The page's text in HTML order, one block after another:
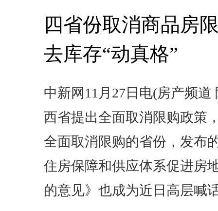
四省份取消商品房
去库存“动真格”
中新网11月27日电(房产频道
西省提出全面取消限购政策
全面取消限购的省份，发布
住房保障和供应体系促进房
的意见》也成为近日高层喊